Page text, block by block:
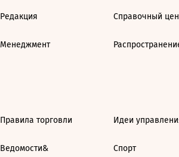
Редакция
Менеджмент
Справочный
Правила торговли
Ведомости&
Идеи
Спорт